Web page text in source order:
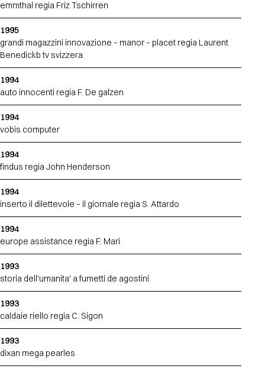
emmthal regia Friz Tschirren
1995
grandi magazzini innovazione – manor – placet regia Laurent
Benedickb tv svizzera
1994
auto innocenti regia F. De galzen
1994
vobis computer
1994
findus regia John Henderson
1994
inserto il dilettevole – il giornale regia S. Attardo
1994
europe assistance regia F. Mari
1993
storia dell'umanita' a fumetti de agostini
1993
caldaie riello regia C. Sigon
1993
dixan mega pearles